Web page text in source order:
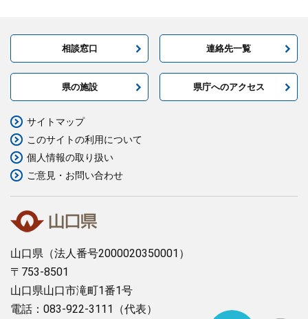
相談窓口 連絡先一覧
県の施設 県庁へのアクセス
山口県 （法人番号2000020350001）
〒753-8501
山口県山口市滝町1番1号
電話：083-922-3111（代表）
サイトマップ
このサイトの利用について
個人情報の取り扱い
ご意見・お問い合わせ